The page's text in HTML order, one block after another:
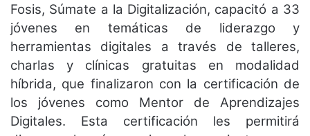
Fosis, Súmate a la Digitalización, capacitó a 33
jóvenes en temáticas de liderazgo y
herramientas digitales a través de talleres,
charlas y clínicas gratuitas en modalidad
híbrida, que finalizaron con la certificación de
los jóvenes como Mentor de Aprendizajes
Digitales. Esta certificación les permitirá